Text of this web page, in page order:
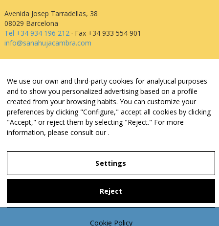
Avenida Josep Tarradellas, 38
08029 Barcelona
Tel +34 934 196 212· Fax +34 933 554 901
info@sanahujacambra.com
Política de privacidad
Política de cookies
Política de web i redes
Parking público: Avenida Josep Tarradellas, 38
We use our own and third-party cookies for analytical purposes
and to show you personalized advertising based on a profile
created from your browsing habits. You can customize your
preferences by clicking "Configure," accept all cookies by clicking
"Accept," or reject them by selecting "Reject." For more
information, please consult our
Cookie Policy
.
Settings
Reject
Accept
Privacy Policy
Cookie Policy
Settings